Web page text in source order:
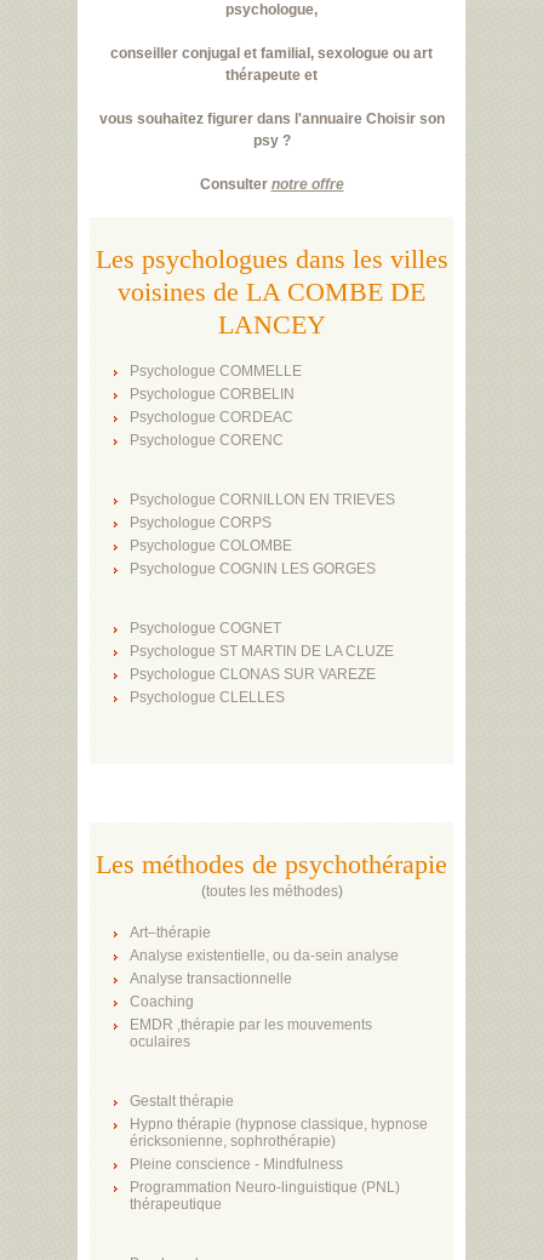
psychologue,
conseiller conjugal et familial, sexologue ou art
thérapeute et
vous souhaitez figurer dans l'annuaire Choisir son
psy ?
Consulter notre offre
Les psychologues dans les villes
voisines de LA COMBE DE
LANCEY
Psychologue COMMELLE
Psychologue CORBELIN
Psychologue CORDEAC
Psychologue CORENC
Psychologue CORNILLON EN TRIEVES
Psychologue CORPS
Psychologue COLOMBE
Psychologue COGNIN LES GORGES
Psychologue COGNET
Psychologue ST MARTIN DE LA CLUZE
Psychologue CLONAS SUR VAREZE
Psychologue CLELLES
Les méthodes de psychothérapie
(toutes les méthodes)
Art–thérapie
Analyse existentielle, ou da-sein analyse
Analyse transactionnelle
Coaching
EMDR ,thérapie par les mouvements
oculaires
Gestalt thérapie
Hypno thérapie (hypnose classique, hypnose
éricksonienne, sophrothérapie)
Pleine conscience - Mindfulness
Programmation Neuro-linguistique (PNL)
thérapeutique